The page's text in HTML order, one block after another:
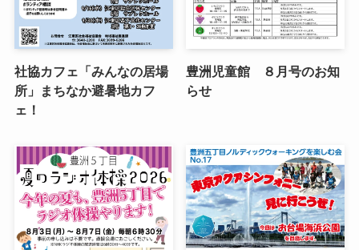
社協カフェ「みんなの居場
所」まちなか避暑地カフ
ェ！
豊洲児童館 ８月号のお知
らせ